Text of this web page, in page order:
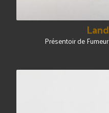
Présentoir de